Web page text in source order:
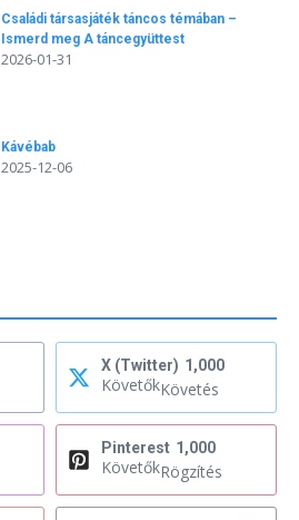
Családi társasjáték táncos témában –
Ismerd meg A táncegyüttest
2026-01-31
Kávébab
2025-12-06
X (Twitter) 1,000
KövetőkKövetés
Pinterest 1,000
KövetőkRögzítés